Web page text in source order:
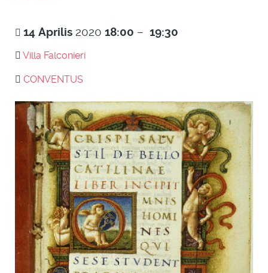
14 Aprilis 2020 18:00 – 19:30
Villa Falconieri
CONVENTUS